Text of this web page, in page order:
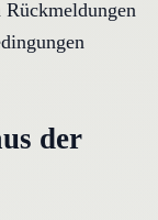
der